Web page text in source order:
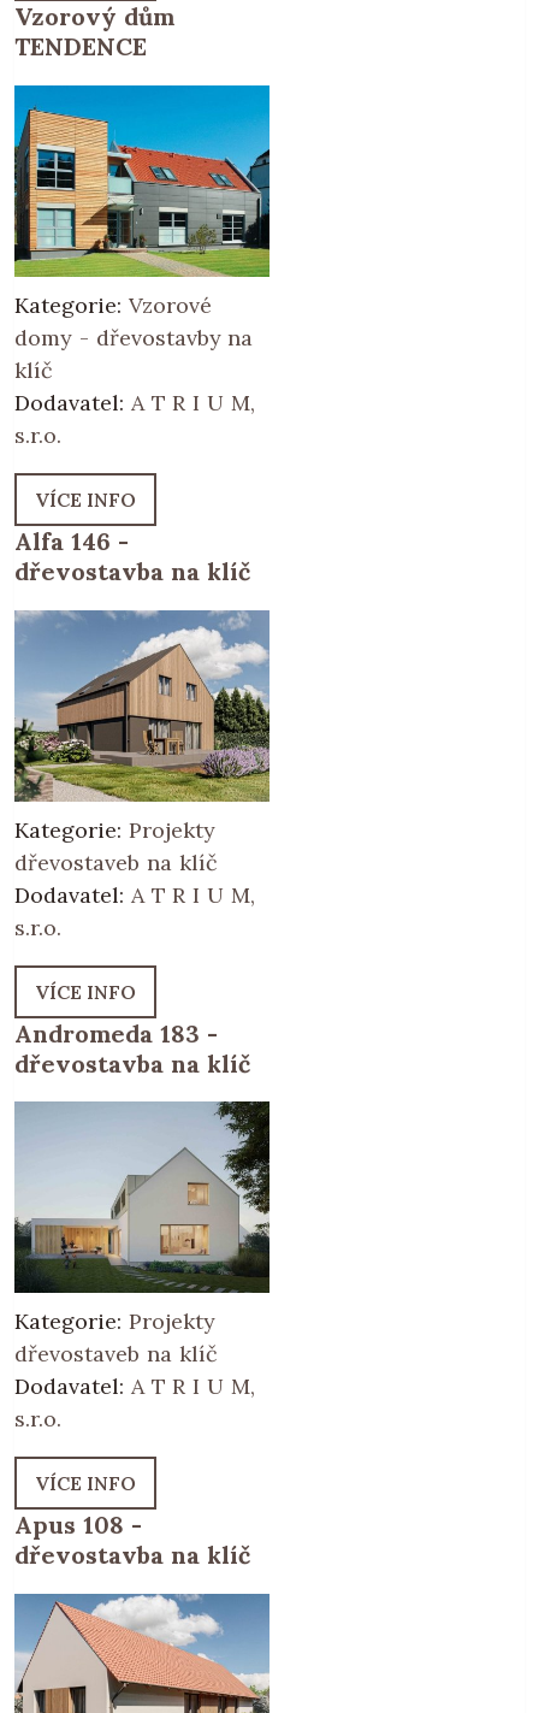
Vzorový dům
TENDENCE
Kategorie: Vzorové
domy - dřevostavby na
klíč
Dodavatel: A T R I U M,
s.r.o.
VÍCE INFO
Alfa 146 -
dřevostavba na klíč
Kategorie: Projekty
dřevostaveb na klíč
Dodavatel: A T R I U M,
s.r.o.
VÍCE INFO
Andromeda 183 -
dřevostavba na klíč
Kategorie: Projekty
dřevostaveb na klíč
Dodavatel: A T R I U M,
s.r.o.
VÍCE INFO
Apus 108 -
dřevostavba na klíč